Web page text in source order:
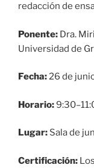
redacción de
Ponente: Dra.
Universidad de
Fecha:26 de
Horario:
Lugar: Sala de
Certificación: